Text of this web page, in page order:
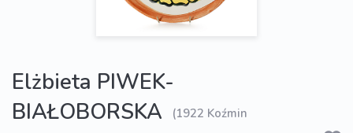
Elżbieta PIWEK-
BIAŁOBORSKA
(1922 Koźmin